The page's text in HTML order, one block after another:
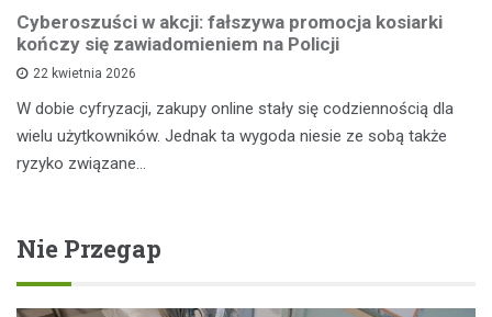
Cyberoszuści w akcji: fałszywa promocja kosiarki
kończy się zawiadomieniem na Policji
22 kwietnia 2026
W dobie cyfryzacji, zakupy online stały się codziennością dla
wielu użytkowników. Jednak ta wygoda niesie ze sobą także
ryzyko związane…
Nie Przegap